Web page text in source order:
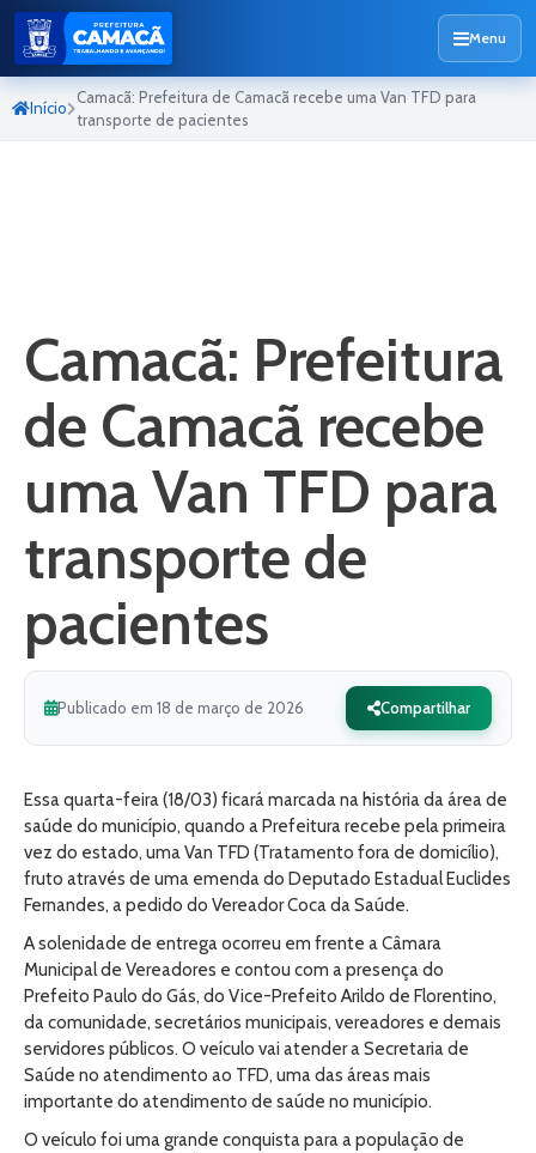
Menu
Início
Camacã: Prefeitura de Camacã recebe uma Van TFD para
transporte de pacientes
Camacã: Prefeitura
de Camacã recebe
uma Van TFD para
transporte de
pacientes
Publicado em 18 de março de 2026 Compartilhar
Essa quarta-feira (18/03) ficará marcada na história da área de
saúde do município, quando a Prefeitura recebe pela primeira
vez do estado, uma Van TFD (Tratamento fora de domicílio),
fruto através de uma emenda do Deputado Estadual Euclides
Fernandes, a pedido do Vereador Coca da Saúde.
A solenidade de entrega ocorreu em frente a Câmara
Municipal de Vereadores e contou com a presença do
Prefeito Paulo do Gás, do Vice-Prefeito Arildo de Florentino,
da comunidade, secretários municipais, vereadores e demais
servidores públicos. O veículo vai atender a Secretaria de
Saúde no atendimento ao TFD, uma das áreas mais
importante do atendimento de saúde no município.
O veículo foi uma grande conquista para a população de